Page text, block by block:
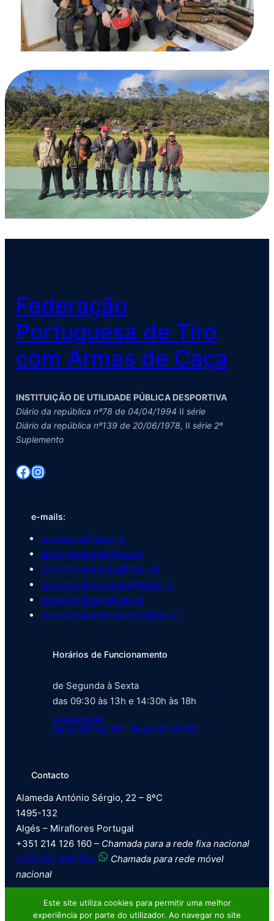
Federação
Portuguesa de Tiro
com Armas de Caça
INSTITUIÇÃO DE UTILIDADE PÚBLICA DESPORTIVA
Diário da república nº78 de 04/04/1994 II série
Diário da república nº139 de 20/06/1978, II série 2º
Suplemento
Facebook Instagram
e-mails:
secretaria@fptac.pt
administrativo@fptac.pt
conselhodejustica@fptac.pt
conselhodedisciplina@fptac.pt
conselhofiscal@fptac.pt
conselhodearbitragem@fptac.pt
Horários de Funcionamento
de Segunda à Sexta
das 09:30 às 13h e 14:30h às 18h
Localização
Norte 38º 42′ 53” Oeste 9º 13′ 59”
Contacto
Alameda António Sérgio, 22 – 8ºC
1495-132
Algés – Miraflores Portugal
+351 214 126 160 – Chamada para a rede fixa nacional
+351 927 986 632
Chamada para rede móvel
nacional
Este site utiliza cookies para permitir uma melhor
experiência por parte do utilizador. Ao navegar no site